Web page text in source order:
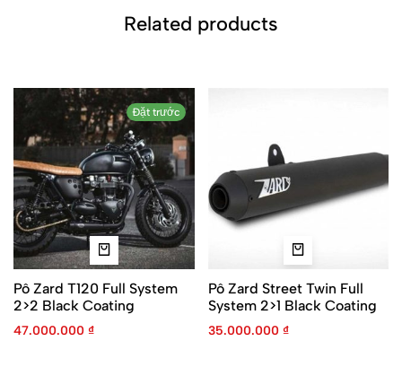
Related products
Đặt trước
Pô Zard T120 Full System
2>2 Black Coating
47.000.000 ₫
Pô Zard Street Twin Full
System 2>1 Black Coating
35.000.000 ₫